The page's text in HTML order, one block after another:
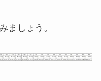
ましょう。